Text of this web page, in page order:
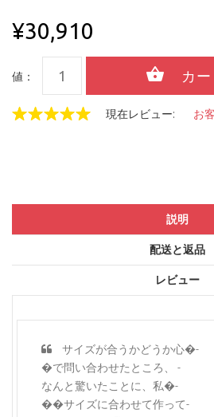
¥30,910
値：
現在レビュー: お
説明
配送と返品
レビュー
サイズが合うかどうか心�-
�で問い合わせたところ、 -
なんと驚いたことに、私�-
��サイズに合わせて作って-